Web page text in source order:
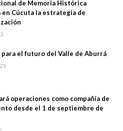
de Memoria Histórica
Cúcuta la estrategia de
para el futuro del Valle de Aburrá
operaciones como compañía de
desde el 1 de septiembre de